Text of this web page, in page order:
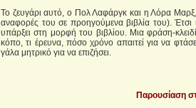
Το ζευγάρι αυτό, ο Πολ Λαφάργκ και η Λόρα Μαρξ,
αναφορές του σε προηγούμενα βιβλία του). Έτσι
υπάρξει στη μορφή του βιβλίου. Μια φράση-
κόπο, τι έρευνα, πόσο χρόνο απαιτεί για να
γάλα μητρικό για να επιζήσει.
Παρουσίαση